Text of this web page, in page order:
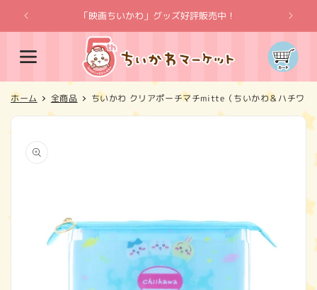
ンツに
進む
「映画ちいかわ」グッズ好評販売中！
カ
ー
ト
ホーム 全商品 ちいかわ クリアポーチマチmitte（ちいかわ＆ハチワレ
報にス
キップ